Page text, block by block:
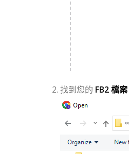
找到您的 FB2 檔案